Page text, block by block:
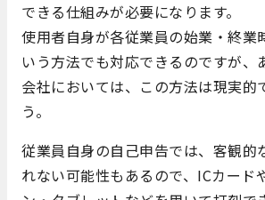
できる仕組みが必要になります。
使用者自身が各従業員の始業・終業
いう方法でも対応できるのですが、
会社においては、この方法は現実的
う。
従業員自身の自己申告では、客観的
れない可能性もあるので、ICカード